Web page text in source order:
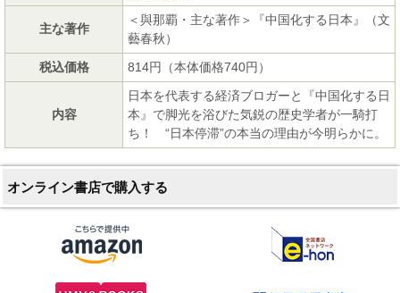
主な著作
＜與那覇・主な著作＞『中国化する日本』（文
藝春秋）
税込価格
814円（本体価格740円）
内容
日本を代表する経済ブロガーと『中国化する日
本』で脚光を浴びた気鋭の歴史学者が一騎打
ち！ “日本停滞”の本当の理由が今明らかに。
オンライン書店で購入する